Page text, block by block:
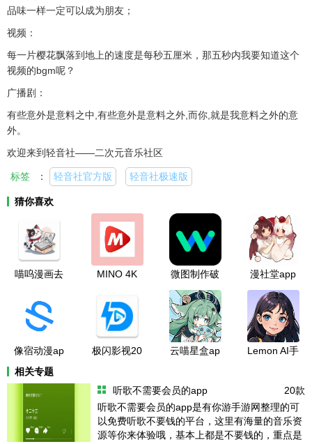
品味一样一定可以成为朋友；
视频：
每一片樱花飘落到地上的速度是每秒五厘米，那五秒内我要知道这个
视频的bgm呢？
广播剧：
有些意外是意料之中,有些意外是意料之外,而你,就是我意料之外的意
外。
欢迎来到轻音社——二次元音乐社区
标签 ： 轻音社官方版 轻音社极速版
猜你喜欢
喵呜漫画去
MINO 4K
微图制作破
解版
漫社堂app
手机版
像宿动漫ap
p最新版本
极闪影视20
载
云喵星盒ap
Lemon AI手
相关专题
20款
听歌不需要会员的app
听歌不需要会员的app是有你游手游网整理的可
以免费听歌不要钱的平台，这里有海量的音乐资
源等你来体验哦，基本上都是不要钱的，重点是